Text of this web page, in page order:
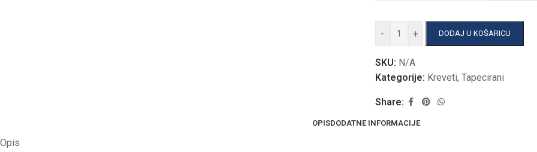
- + DODAJ U KOŠARICU
SKU: N/A
Kategorije: Kreveti, Tapecirani
Share:
OPISDODATNE INFORMACIJE
Opis